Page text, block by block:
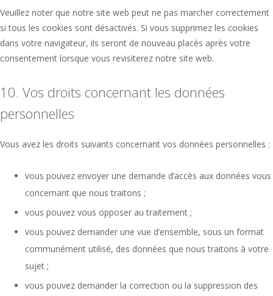
Veuillez noter que notre site web peut ne pas marcher correctement
si tous les cookies sont désactivés. Si vous supprimez les cookies
dans votre navigateur, ils seront de nouveau placés après votre
consentement lorsque vous revisiterez notre site web.
10. Vos droits concernant les données
personnelles
Vous avez les droits suivants concernant vos données personnelles :
vous pouvez envoyer une demande d’accès aux données vous
concernant que nous traitons ;
vous pouvez vous opposer au traitement ;
vous pouvez demander une vue d’ensemble, sous un format
communément utilisé, des données que nous traitons à votre
sujet ;
vous pouvez demander la correction ou la suppression des